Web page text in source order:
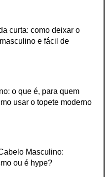
curta: como deixar o
e fácil de
o que é, para quem
usar o topete moderno
Masculino:
ou é hype?